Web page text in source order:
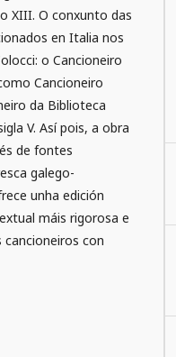
XIII. O conxunto das
en Italia nos
o Cancioneiro
Cancioneiro
da Biblioteca
V. Así pois, a obra
de fontes
galego-
unha edición
máis rigorosa e
con